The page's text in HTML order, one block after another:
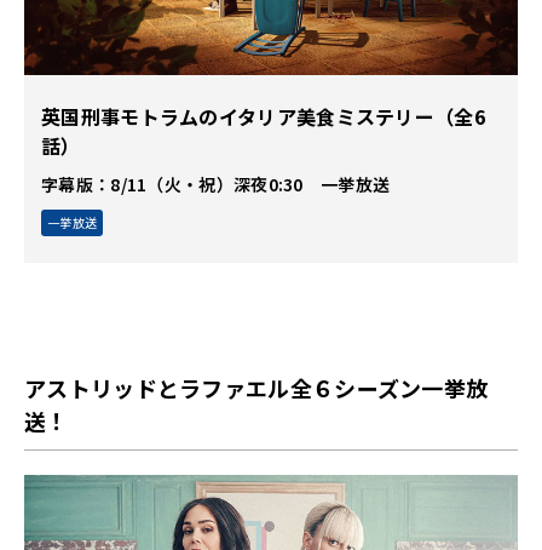
英国刑事モトラムのイタリア美食ミステリー（全6
話）
字幕版：8/11（火・祝）深夜0:30 一挙放送
一挙放送
アストリッドとラファエル全６シーズン一挙放
送！